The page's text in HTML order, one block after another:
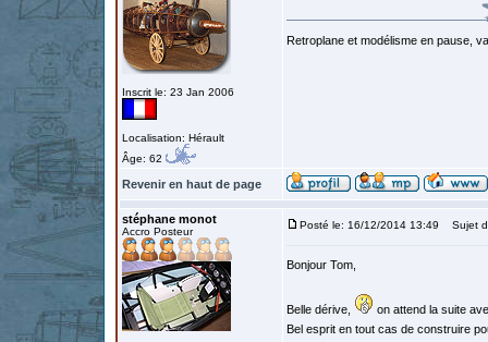
Inscrit le: 23 Jan 2006
Localisation: Hérault
Âge: 62
Retroplane et modélisme en pause,
Revenir en haut de page
stéphane monot
Accro Posteur
Posté le: 16/12/2014 13:49 Sujet
Bonjour Tom,
Belle dérive,
on attend la suite
Bel esprit en tout cas de construire